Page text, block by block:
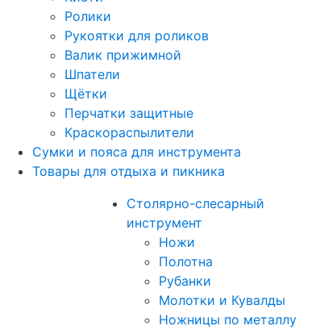
Ролики
Рукоятки для роликов
Валик прижимной
Шпатели
Щётки
Перчатки защитные
Краскораспылители
Сумки и пояса для инструмента
Товары для отдыха и пикника
Столярно-слесарный
инструмент
Ножи
Полотна
Рубанки
Молотки и Кувалды
Ножницы по металлу